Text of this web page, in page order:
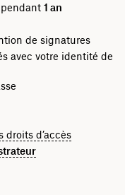
1 an
de signatures
avec votre identité de
d’accès